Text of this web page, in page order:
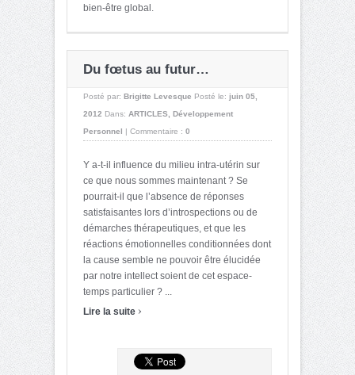
bien-être global.
Du fœtus au futur…
Posté par: Brigitte Levesque Posté le: juin 05,
2012 Dans: ARTICLES
Développement
Personnel | Commentaire : 0
Y a-t-il influence du milieu intra-utérin sur
ce que nous sommes maintenant ? Se
pourrait-il que l’absence de réponses
satisfaisantes lors d’introspections ou de
démarches thérapeutiques, et que les
réactions émotionnelles conditionnées dont
la cause semble ne pouvoir être élucidée
par notre intellect soient de cet espace-
temps particulier ? ...
Lire la suite ›